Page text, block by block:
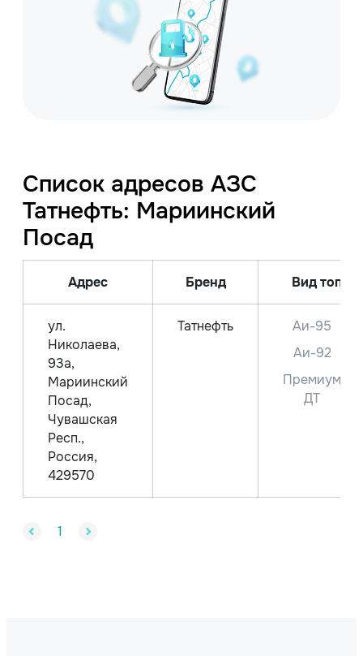
Список адресов АЗС
Татнефть: Мариинский
Посад
Адрес Бренд Вид
ул.
Николаева,
93а,
Мариинский
Посад,
Чувашская
Респ.,
Россия,
429570
Татнефть
Аи-95
Аи-92
Премиум
ДТ
1